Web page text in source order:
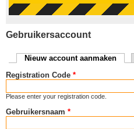
Gebruikersaccount
Primaire tabs
Nieuw account aanmaken
Registration Code *
Please enter your registration code.
Gebruikersnaam *